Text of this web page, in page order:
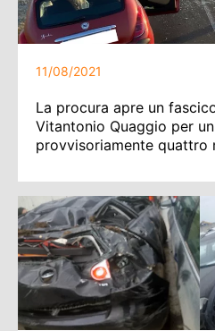
11/08/2021
La procura apre un
Vitantonio Quaggio per
provvisoriamente quattro